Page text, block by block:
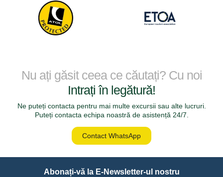
Nu ați găsit ceea ce căutați? Cu noi
Intrați în legătură!
Ne puteți contacta pentru mai multe excursii sau alte lucruri.
Puteți contacta echipa noastră de asistență 24/7.
Contact WhatsApp
Abonați-vă la E-Newsletter-ul nostru